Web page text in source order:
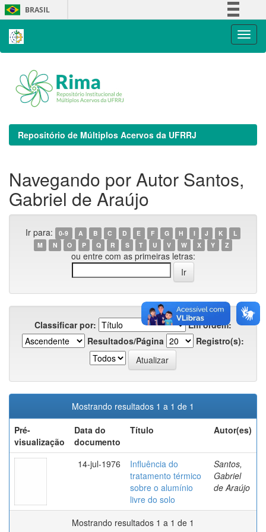
Skip
navigation
BRASIL
Repositório de Múltiplos Acervos da UFRRJ
Navegando por Autor Santos,
Gabriel de Araújo
Ir para: 0-9 A B C D E F G H I J K
L
M
N O P Q R S T U V W X Y Z
ou entre com as primeiras letras:
Classificar por:
Em ordem:
Resultados/Página
Registro(s):
Mostrando resultados 1 a 1 de 1
Pré-
visualização
Data do
documento
Título Autor(es)
14-jul-1976
Influência do
tratamento térmico
sobre o alumínio
livre do solo
Santos,
Gabriel
de Araújo
Mostrando resultados 1 a 1 de 1